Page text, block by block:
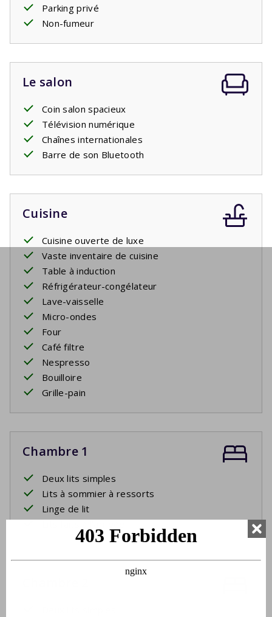
Parking privé
Non-fumeur
Le salon
Coin salon spacieux
Télévision numérique
Chaînes internationales
Barre de son Bluetooth
Cuisine
Cuisine ouverte de luxe
Vaste inventaire de cuisine
Table à induction
Réfrigérateur-congélateur
Lave-vaisselle
Micro-ondes
Four
Café filtre
Nespresso
Bouilloire
Grille-pain
Chambre 1
Deux lits simples
Lits à sommier à ressorts
Linge de lit